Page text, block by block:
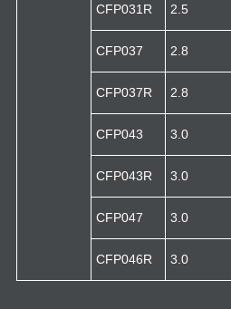
CFP031R 2.5
CFP037 2.8
CFP037R 2.8
CFP043 3.0
CFP043R 3.0
CFP047 3.0
CFP046R 3.0